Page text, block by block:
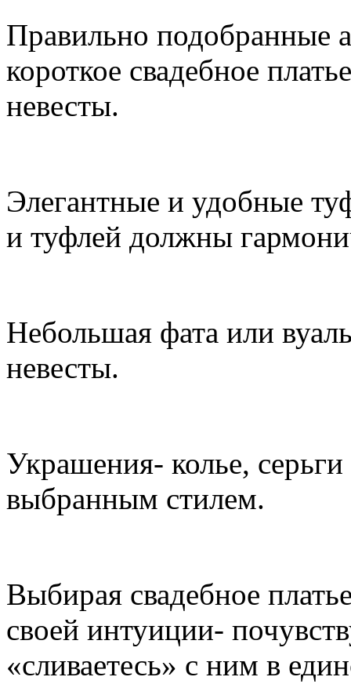
Правильно подобранные
короткое свадебное
невесты.
Элегантные и удобные
и туфлей должны
Небольшая фата или
невесты.
Украшения- колье,
выбранным стилем.
Выбирая свадебное
своей интуиции-
«сливаетесь» с ним в